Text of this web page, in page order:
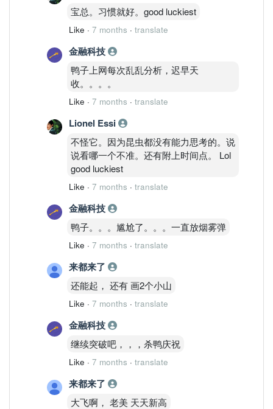
宝总。习惯就好。good luckiest
Like · 7 months · translate
金融科技
鸭子上网每次乱乱分析，迟早天
收。。。。
Like · 7 months · translate
Lionel Essi
不怪它。因为昆虫都没有能力思考的。说
说看哪一个不准。还有附上时间点。 Lol
good luckiest
Like · 7 months · translate
金融科技
鸭子。。。尴尬了。。。一直放烟雾弹
Like · 7 months · translate
来都来了
还能起， 还有 画2个小山
Like · 7 months · translate
金融科技
继续突破吧，，，杀鸭庆祝
Like · 7 months · translate
来都来了
大飞啊， 老美 天天新高